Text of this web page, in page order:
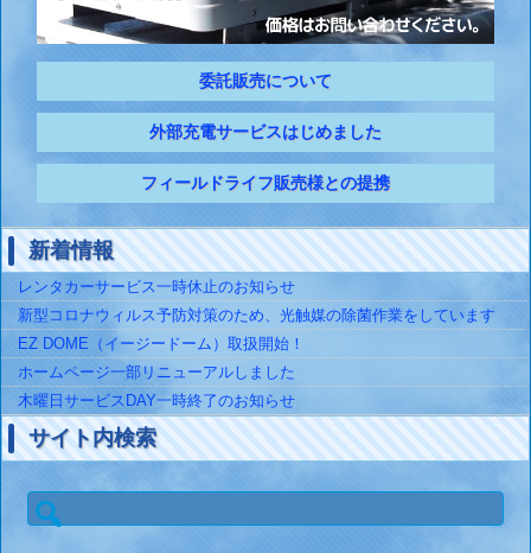
委託販売について
外部充電サービスはじめました
フィールドライフ販売様との提携
新着情報
レンタカーサービス一時休止のお知らせ
新型コロナウィルス予防対策のため、光触媒の除菌作業をしています
EZ DOME（イージードーム）取扱開始！
ホームページ一部リニューアルしました
木曜日サービスDAY一時終了のお知らせ
サイト内検索
検
索: